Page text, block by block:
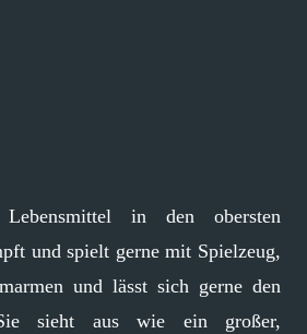
in den obersten
und spielt gerne mit Spielzeug,
und lässt sich gerne den
sieht aus wie ein großer,